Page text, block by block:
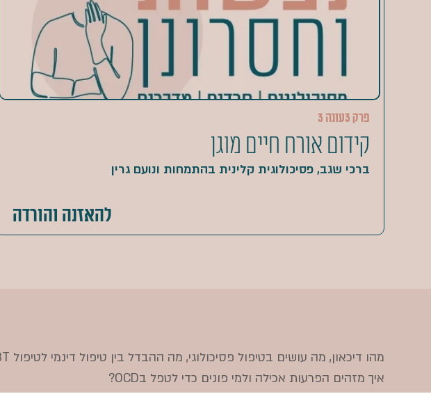
פרק 3 עונה 3
קידום אורח חיים מוגן
ברכי שגב, פסיכולוגית קלינית בהתמחות ונועם גרין
להאזנה והורדה
איך מזהים הפרעות אכילה ולמי פונים כדי לטפל בOCD?